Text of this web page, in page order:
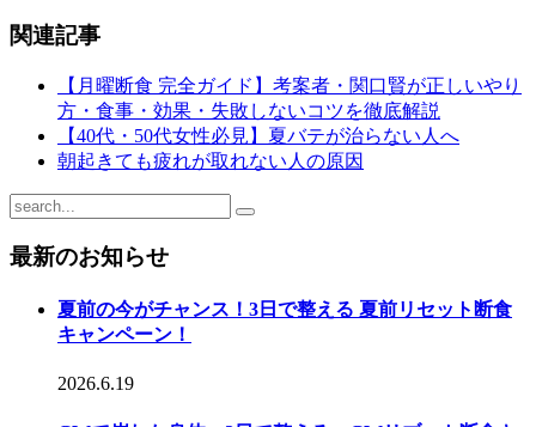
関連記事
【月曜断食 完全ガイド】考案者・関口賢が正しいやり
方・食事・効果・失敗しないコツを徹底解説
【40代・50代女性必見】夏バテが治らない人へ
朝起きても疲れが取れない人の原因
最新のお知らせ
夏前の今がチャンス！3日で整える 夏前リセット断食
キャンペーン！
2026.6.19